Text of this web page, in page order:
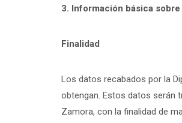
3. Información básica
Finalidad
Los datos recabados por la
obtengan. Estos datos serán
Zamora, con la finalidad de